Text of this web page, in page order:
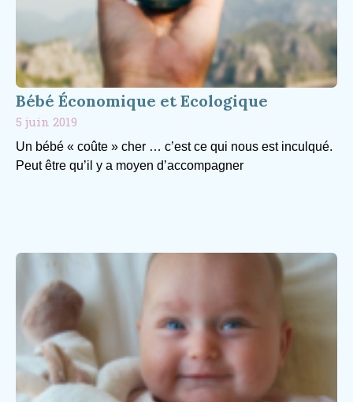
Bébé Économique et Ecologique
5 juin 2019
Un bébé « coûte » cher … c’est ce qui nous est inculqué.
Peut être qu’il y a moyen d’accompagner